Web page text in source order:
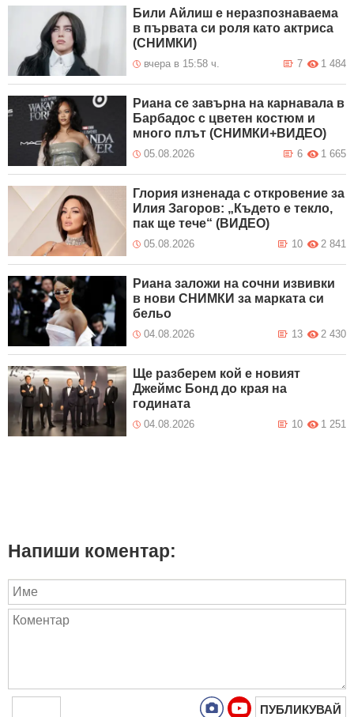
Били Айлиш е неразпознаваема
в първата си роля като актриса
(СНИМКИ)
вчера в 15:58 ч. 1 484
7
Риана се завърна на карнавала в
Барбадос с цветен костюм и
много плът (СНИМКИ+ВИДЕО)
05.08.2026 1 665
6
Глория изненада с откровение за
Илия Загоров: „Където е текло,
пак ще тече“ (ВИДЕО)
05.08.2026 2 841
10
Риана заложи на сочни извивки
в нови СНИМКИ за марката си
бельо
04.08.2026 2 430
13
Ще разберем кой е новият
Джеймс Бонд до края на
годината
04.08.2026 1 251
10
Напиши коментар:
ПУБЛИКУВАЙ